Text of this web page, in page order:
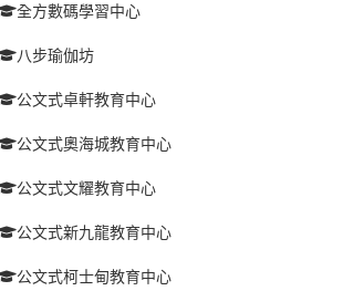
全方數碼學習中心
八步瑜伽坊
公文式卓軒教育中心
公文式奧海城教育中心
公文式文耀教育中心
公文式新九龍教育中心
公文式柯士甸教育中心